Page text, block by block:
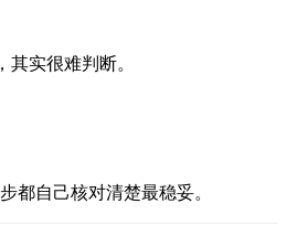
实很难判断。
都自己核对清楚最稳妥。